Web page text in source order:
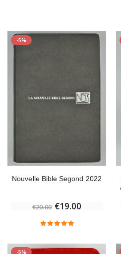
-5%
Nouvelle Bible Segond 2022
€20.00 €19.00
-5%